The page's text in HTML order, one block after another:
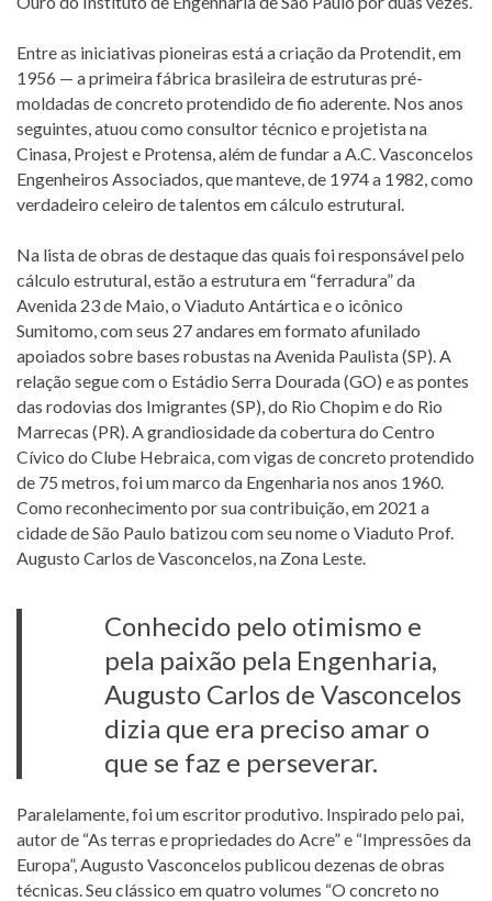
Entre as iniciativas pioneiras está a criação da Protendit, em
1956 — a primeira fábrica brasileira de estruturas pré-
moldadas de concreto protendido de fio aderente. Nos anos
seguintes, atuou como consultor técnico e projetista na
Cinasa, Projest e Protensa, além de fundar a A.C. Vasconcelos
Engenheiros Associados, que manteve, de 1974 a 1982, como
verdadeiro celeiro de talentos em cálculo estrutural.
Na lista de obras de destaque das quais foi responsável pelo
cálculo estrutural, estão a estrutura em “ferradura” da
Avenida 23 de Maio, o Viaduto Antártica e o icônico
Sumitomo, com seus 27 andares em formato afunilado
apoiados sobre bases robustas na Avenida Paulista (SP). A
relação segue com o Estádio Serra Dourada (GO) e as pontes
das rodovias dos Imigrantes (SP), do Rio Chopim e do Rio
Marrecas (PR). A grandiosidade da cobertura do Centro
Cívico do Clube Hebraica, com vigas de concreto protendido
de 75 metros, foi um marco da Engenharia nos anos 1960.
Como reconhecimento por sua contribuição, em 2021 a
cidade de São Paulo batizou com seu nome o Viaduto Prof.
Augusto Carlos de Vasconcelos, na Zona Leste.
Conhecido pelo otimismo e
pela paixão pela Engenharia,
Augusto Carlos de Vasconcelos
dizia que era preciso amar o
que se faz e perseverar.
Paralelamente, foi um escritor produtivo. Inspirado pelo pai,
autor de “As terras e propriedades do Acre” e “Impressões da
Europa”, Augusto Vasconcelos publicou dezenas de obras
técnicas. Seu clássico em quatro volumes “O concreto no